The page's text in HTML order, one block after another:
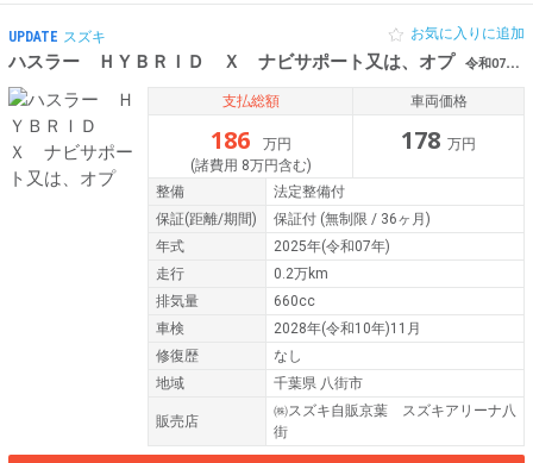
UPDATE スズキ
ハスラー ＨＹＢＲＩＤ Ｘ ナビサポート又は、オプ 令和07年（2025年） 0.2万km 千葉県八街市
お気に入りに追加
支払総額
186
万円
(諸費用 8万円含む)
車両価格
178 万円
整備
法定整備付
保証(距離/期間) 保証付 (無制限 / 36ヶ月)
年式
2025年(令和07年)
走行
0.2万km
排気量
660cc
車検
2028年(令和10年)11月
修復歴
なし
地域
千葉県 八街市
販売店
㈱スズキ自販京葉 スズキアリーナ八
街